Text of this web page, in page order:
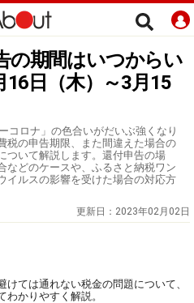
の期間はいつからい
日（木）～3月15
コロナ」の色合いがだいぶ強くなり
税の申告期限、また間違えた場合の
ついて解説します。還付申告の場
などのケースや、ふるさと納税ワン
イルスの影響を受けた場合の対応方
更新日： 2023年02月02日
けては通れない税金の問題について、
わかりやすく解説。